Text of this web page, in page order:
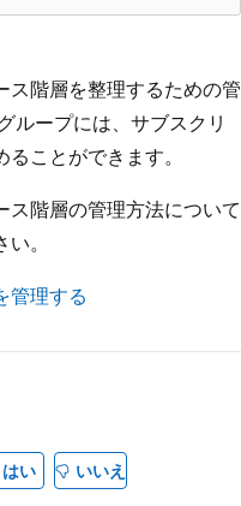
ス階層を整理するための管
ループには、サブスクリ
ことができます。
階層の管理方法について
。
管理する
はい いいえ